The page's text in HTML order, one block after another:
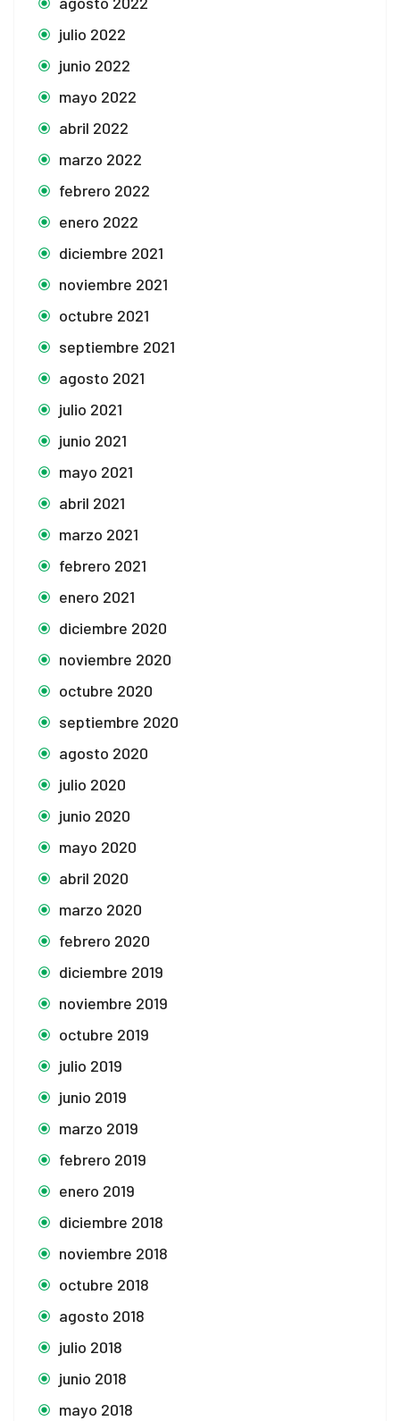
julio 2022
junio 2022
mayo 2022
abril 2022
marzo 2022
febrero 2022
enero 2022
diciembre 2021
noviembre 2021
octubre 2021
septiembre 2021
agosto 2021
julio 2021
junio 2021
mayo 2021
abril 2021
marzo 2021
febrero 2021
enero 2021
diciembre 2020
noviembre 2020
octubre 2020
septiembre 2020
agosto 2020
julio 2020
junio 2020
mayo 2020
abril 2020
marzo 2020
febrero 2020
diciembre 2019
noviembre 2019
octubre 2019
julio 2019
junio 2019
marzo 2019
febrero 2019
enero 2019
diciembre 2018
noviembre 2018
octubre 2018
agosto 2018
julio 2018
junio 2018
mayo 2018